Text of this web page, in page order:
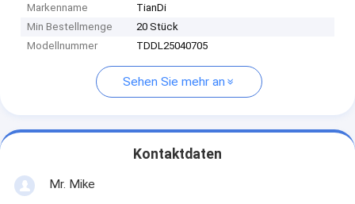
Markenname
TianDi
Min Bestellmenge
20 Stück
Modellnummer
TDDL25040705
Sehen Sie mehr an
Kontaktdaten
Mr. Mike